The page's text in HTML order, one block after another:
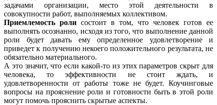
задачами организации, место этой деятельности в
совокупности работ, выполняемых коллективом.
Приемлемость роли состоит в том, что человек готов ее
выполнять осознанно, исходя из того, что выполнение данной
роли будет давать ему определенное удовлетворение и
приведет к получению некоего положительного результата, не
обязательно материального.
А это значит, что если какой-то из этих параметров скрыт для
человека, то эффективности не стоит ждать, и
удовлетворенности от работы тоже не будет. Коучинговые
вопросы на прояснение роли и готовности быть в этой роли
могут помочь прояснить скрытые аспекты.